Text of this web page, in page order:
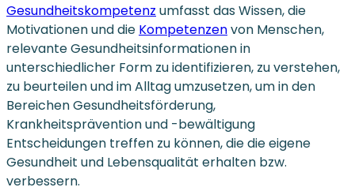
Gesundheitskompetenz umfasst das Wissen, die
Motivationen und die Kompetenzenvon Menschen,
relevante Gesundheitsinformationen in
unterschiedlicher Form zu identifizieren, zu verstehen,
zu beurteilen und im Alltag umzusetzen, um in den
Bereichen Gesundheitsförderung,
Krankheitsprävention und -bewältigung
Entscheidungen treffen zu können, die die eigene
Gesundheit und Lebensqualität erhalten bzw.
verbessern.